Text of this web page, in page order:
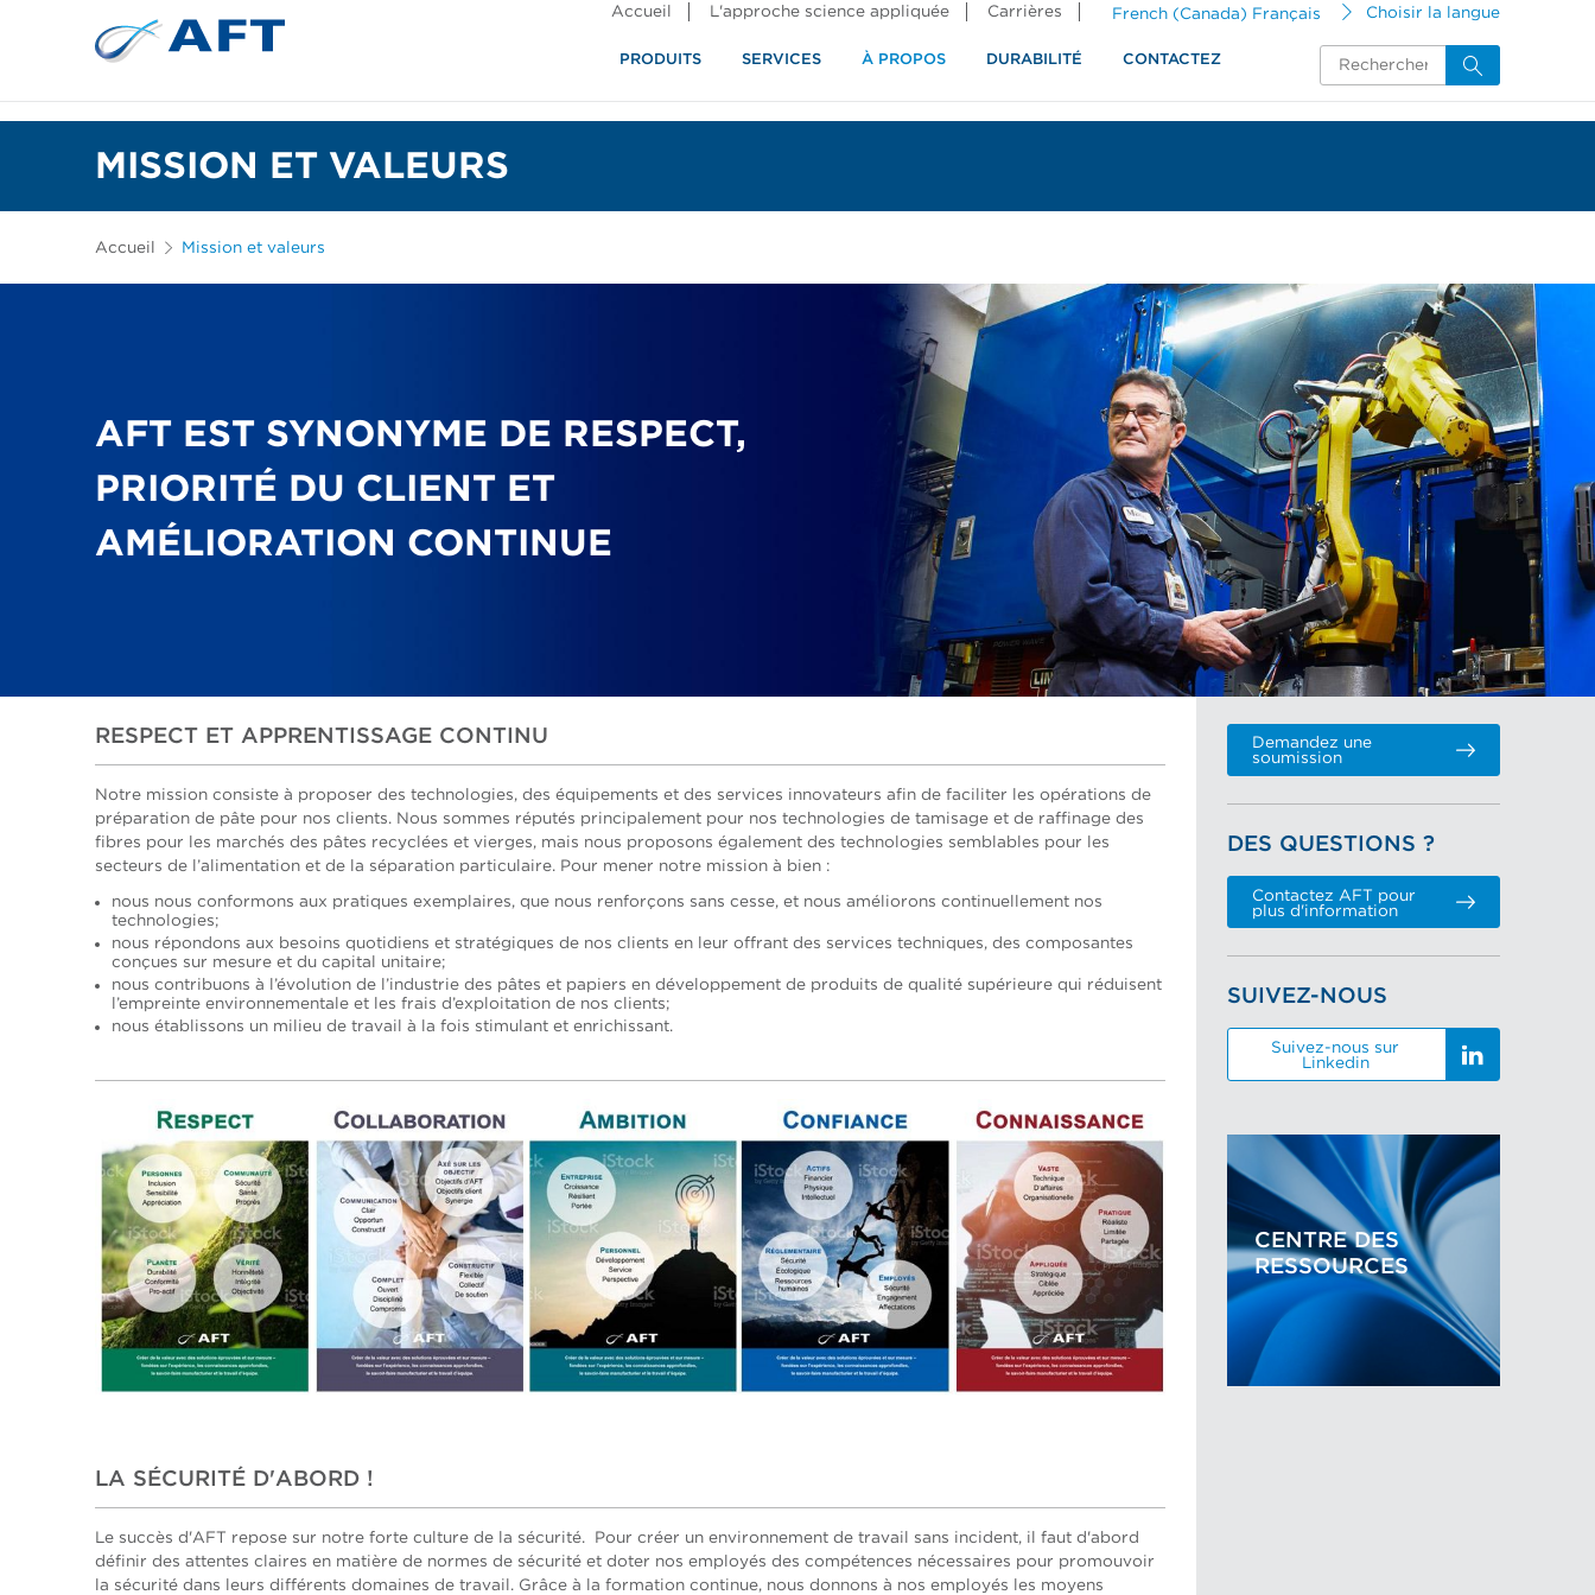
French (Canada) Français Choisir la langue
Accueil L'approche science appliquée Carrières
PRODUITS SERVICES À PROPOS DURABILITÉ CONTACTEZ
MISSION ET VALEURS
Accueil Mission et valeurs
AFT EST SYNONYME DE RESPECT,
PRIORITÉ DU CLIENT ET
AMÉLIORATION CONTINUE
RESPECT ET APPRENTISSAGE CONTINU
Notre mission consiste à proposer des technologies, des équipements et des services innovateurs afin de faciliter les opérations de
préparation de pâte pour nos clients. Nous sommes réputés principalement pour nos technologies de tamisage et de raffinage des
fibres pour les marchés des pâtes recyclées et vierges, mais nous proposons également des technologies semblables pour les
secteurs de l’alimentation et de la séparation particulaire. Pour mener notre mission à bien :
nous nous conformons aux pratiques exemplaires, que nous renforçons sans cesse, et nous améliorons continuellement nos
technologies;
nous répondons aux besoins quotidiens et stratégiques de nos clients en leur offrant des services techniques, des composantes
conçues sur mesure et du capital unitaire;
nous contribuons à l’évolution de l’industrie des pâtes et papiers en développement de produits de qualité supérieure qui réduisent
l’empreinte environnementale et les frais d’exploitation de nos clients;
nous établissons un milieu de travail à la fois stimulant et enrichissant.
LA SÉCURITÉ D'ABORD !
Le succès d'AFT repose sur notre forte culture de la sécurité. Pour créer un environnement de travail sans incident, il faut d'abord
définir des attentes claires en matière de normes de sécurité et doter nos employés des compétences nécessaires pour promouvoir
la sécurité dans leurs différents domaines de travail. Grâce à la formation continue, nous donnons à nos employés les moyens
Demandez une
soumission
DES QUESTIONS ?
Contactez AFT pour
plus d'information
SUIVEZ-NOUS
Suivez-nous sur
Linkedin
CENTRE DES
RESSOURCES